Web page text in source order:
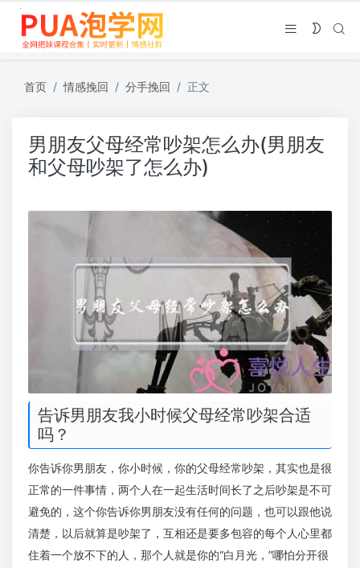
首页 情感挽回 分手挽回 正文
男朋友父母经常吵架怎么办(男朋友
和父母吵架了怎么办)
告诉男朋友我小时候父母经常吵架合适
吗？
你告诉你男朋友，你小时候，你的父母经常吵架，其实也是很
正常的一件事情，两个人在一起生活时间长了之后吵架是不可
避免的，这个你告诉你男朋友没有任何的问题，也可以跟他说
清楚，以后就算是吵架了，互相还是要多包容的每个人心里都
住着一个放不下的人，那个人就是你的“白月光，”哪怕分开很